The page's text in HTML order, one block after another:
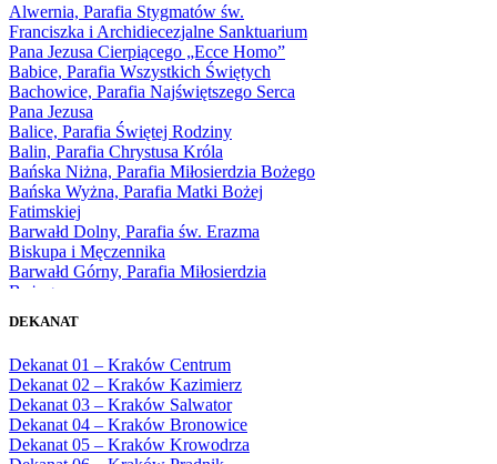
1968
1969
1970
1971
1972
1973
1974
1975
1976
1977
1978
1979
1980
1981
1983
1985
1986
1987
1988
1989
1990
Alwernia, Parafia Stygmatów św.
Franciszka i Archidiecezjalne Sanktuarium
Pana Jezusa Cierpiącego „Ecce Homo”
Babice, Parafia Wszystkich Świętych
Bachowice, Parafia Najświętszego Serca
Pana Jezusa
Balice, Parafia Świętej Rodziny
Balin, Parafia Chrystusa Króla
Bańska Niżna, Parafia Miłosierdzia Bożego
Bańska Wyżna, Parafia Matki Bożej
Fatimskiej
Barwałd Dolny, Parafia św. Erazma
Biskupa i Męczennika
Barwałd Górny, Parafia Miłosierdzia
Bożego
Bęczarka, Parafia Matki Boskiej
Będkowice, Parafia Najświętszej Maryi
Panny Królowej
Białka Górna, Parafia Matki Bożej
Królowej Rodzin
Białka Tatrzańska, Parafia Świętych
DEKANAT
Dekanat 01 – Kraków Centrum
Dekanat 02 – Kraków Kazimierz
Dekanat 03 – Kraków Salwator
Dekanat 04 – Kraków Bronowice
Dekanat 05 – Kraków Krowodrza